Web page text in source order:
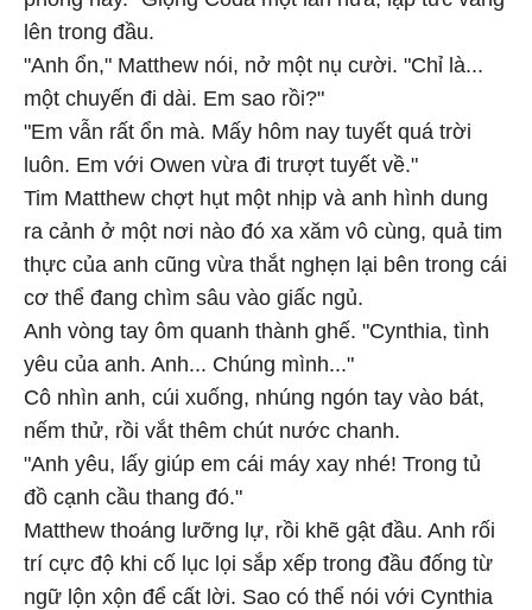
lên trong đầu.
"Anh ổn," Matthew nói, nở một nụ cười. "Chỉ là...
một chuyến đi dài. Em sao rồi?"
"Em vẫn rất ổn mà. Mấy hôm nay tuyết quá trời
luôn. Em với Owen vừa đi trượt tuyết về."
Tim Matthew chợt hụt một nhịp và anh hình dung
ra cảnh ở một nơi nào đó xa xăm vô cùng, quả tim
thực của anh cũng vừa thắt nghẹn lại bên trong cái
cơ thể đang chìm sâu vào giấc ngủ.
Anh vòng tay ôm quanh thành ghế. "Cynthia, tình
yêu của anh. Anh... Chúng mình..."
Cô nhìn anh, cúi xuống, nhúng ngón tay vào bát,
nếm thử, rồi vắt thêm chút nước chanh.
"Anh yêu, lấy giúp em cái máy xay nhé! Trong tủ
đồ cạnh cầu thang đó."
Matthew thoáng lưỡng lự, rồi khẽ gật đầu. Anh rối
trí cực độ khi cố lục lọi sắp xếp trong đầu đống từ
ngữ lộn xộn để cất lời. Sao có thể nói với Cynthia